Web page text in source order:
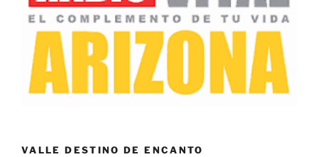
VALLE DESTINO DE ENCANTO